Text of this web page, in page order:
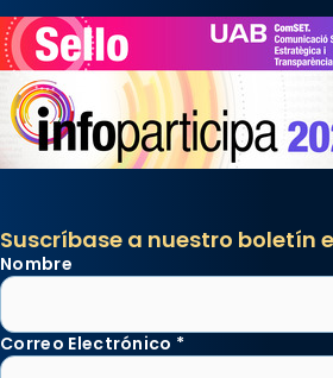
Suscríbase a nuestro boletín
Nombre
Correo Electrónico *